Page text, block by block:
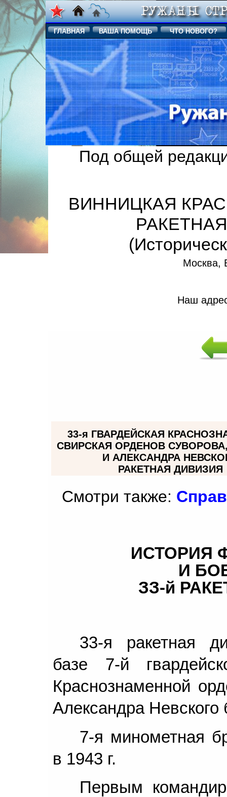
ГЛАВНАЯ ВАША ПОМОЩЬ ЧТО НОВОГО?
Под общей
ВИННИЦКАЯ
Москва,
Наш
33-я ГВАРДЕЙСКАЯ
СВИРСКАЯ ОРДЕНОВ
И АЛЕКСАНДРА
РАКЕТНАЯ ДИВИЗИЯ
Смотри также:
ИСТОРИЯ
И
ЗЗ-й
33-я ракетная
базе 7-й
Краснознаменной
Александра Невского
7-я минометная
в 1943 г.
Первым